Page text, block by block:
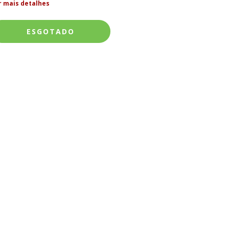
mais detalhes